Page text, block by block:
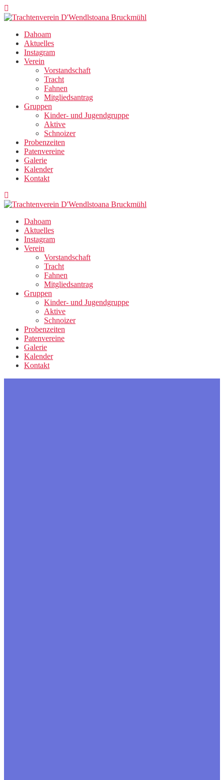
Zum
Inhalt
Dahoam
Aktuelles
Instagram
Verein
Vorstandschaft
Tracht
Fahnen
Mitgliedsantrag
Gruppen
Kinder- und Jugendgruppe
Aktive
Schnoizer
Probenzeiten
Patenvereine
Galerie
Kalender
Kontakt
Dahoam
Aktuelles
Instagram
Verein
Vorstandschaft
Tracht
Fahnen
Mitgliedsantrag
Gruppen
Kinder- und Jugendgruppe
Aktive
Schnoizer
Probenzeiten
Patenvereine
Galerie
Kalender
Kontakt